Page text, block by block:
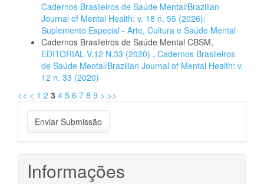
Cadernos Brasileiros de Saúde Mental/Brazilian
Journal of Mental Health: v. 18 n. 55 (2026):
Suplemento Especial - Arte, Cultura e Saúde Mental
Cadernos Brasileiros de Saúde Mental CBSM,
EDITORIAL V.12 N.33 (2020) , Cadernos Brasileiros
de Saúde Mental/Brazilian Journal of Mental Health: v.
12 n. 33 (2020)
<< < 1 2 3 4 5 6 7 8 9 > >>
Enviar
Submissão
Enviar Submissão
Informações